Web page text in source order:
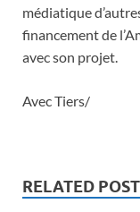
médiatique
financement de
avec son projet.
Avec Tiers/
RELATED